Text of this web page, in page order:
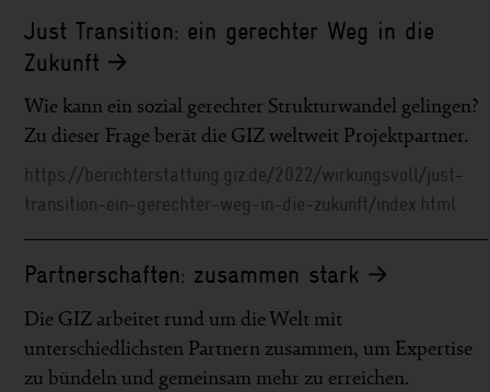
Just Transition: ein gerechter Weg in die
Zukunft
Wie kann ein sozial gerechter Strukturwandel gelingen?
Zu dieser Frage berät die GIZ weltweit Projektpartner.
https://berichterstattung.giz.de/2022/wirkungsvoll/just-
transition-ein-gerechter-weg-in-die-zukunft/index.html
Partnerschaften: zusammen stark
Die GIZ arbeitet rund um die Welt mit
unterschiedlichsten Partnern zusammen, um Expertise
zu bündeln und gemeinsam mehr zu erreichen.